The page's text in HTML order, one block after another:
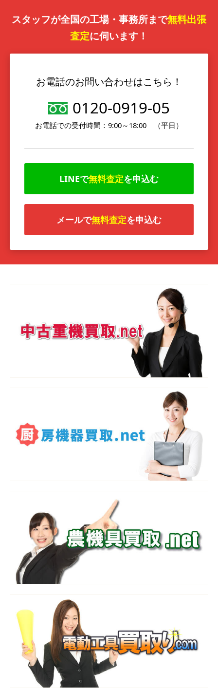
スタッフが全国の工場・事務所まで無料出張
査定に伺います！
お電話のお問い合わせはこちら！
0120-0919-05
お電話での受付時間：9:00～18:00 （平日）
LINEで無料査定を申込む
メールで無料査定を申込む